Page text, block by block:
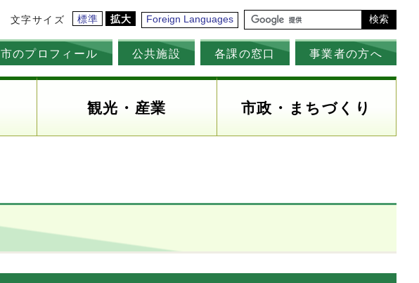
文字サイズ 標準 拡大 Foreign Languages 検索
市のプロフィール 公共施設 各課の窓口 事業者の方へ
観光・産業 市政・まちづくり